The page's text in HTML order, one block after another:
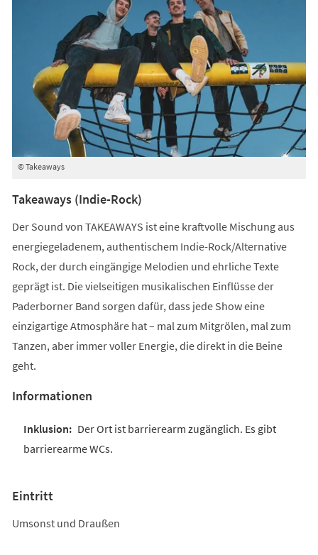
© Takeaways
Takeaways (Indie-Rock)
Der Sound von TAKEAWAYS ist eine kraftvolle Mischung aus
energiegeladenem, authentischem Indie-Rock/Alternative
Rock, der durch eingängige Melodien und ehrliche Texte
geprägt ist. Die vielseitigen musikalischen Einflüsse der
Paderborner Band sorgen dafür, dass jede Show eine
einzigartige Atmosphäre hat – mal zum Mitgrölen, mal zum
Tanzen, aber immer voller Energie, die direkt in die Beine
geht.
Informationen
Der Ort ist barrierearm zugänglich. Es gibt
barrierearme WCs.
Eintritt
Umsonst und Draußen